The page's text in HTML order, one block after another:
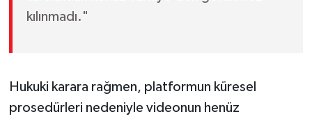
kılınmadı."
Hukuki karara rağmen, platformun küresel
prosedürleri nedeniyle videonun henüz